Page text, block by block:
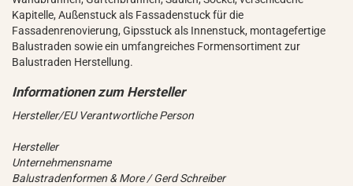
Kapitelle, Außenstuck als Fassadenstuck für die
Fassadenrenovierung, Gipsstuck als Innenstuck, montagefertige
Balustraden sowie ein umfangreiches Formensortiment zur
Balustraden Herstellung.
Hersteller/EU Verantwortliche Person
Hersteller
Unternehmensname
Balustradenformen & More / Gerd Schreiber